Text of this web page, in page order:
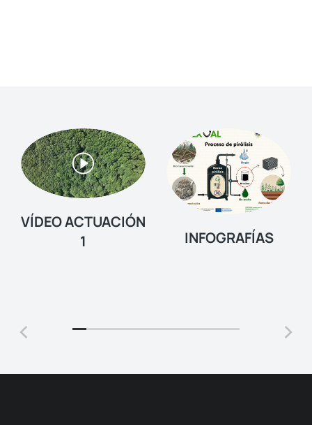
VÍDEO ACTUACIÓN
1
INFOGRAFÍAS